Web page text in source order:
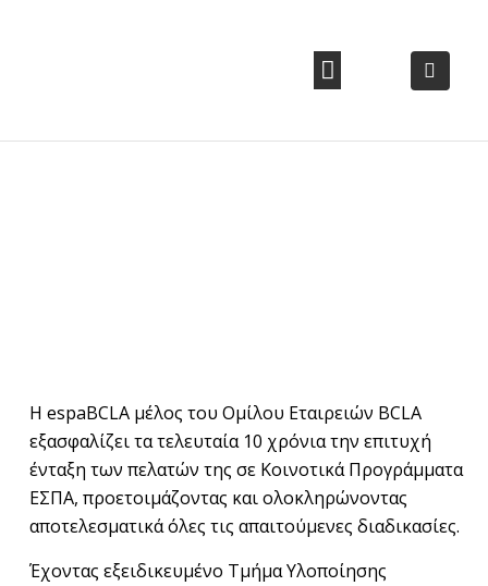
Η espaBCLA μέλος του Ομίλου Εταιρειών BCLA
εξασφαλίζει τα τελευταία 10 χρόνια την επιτυχή
ένταξη των πελατών της σε Κοινοτικά Προγράμματα
ΕΣΠΑ, προετοιμάζοντας και ολοκληρώνοντας
αποτελεσματικά όλες τις απαιτούμενες διαδικασίες.
Έχοντας εξειδικευμένο Τμήμα Υλοποίησης